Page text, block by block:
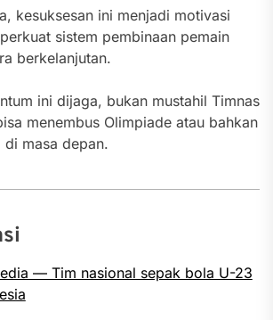
kesuksesan ini menjadi motivasi
sistem pembinaan pemain
berkelanjutan.
ini dijaga, bukan mustahil Timnas
menembus Olimpiade atau bahkan
di masa depan.
— Tim nasional sepak bola U-23